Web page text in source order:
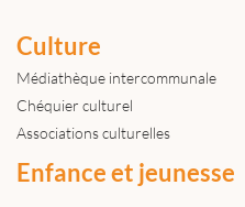
Culture
Médiathèque intercommunale
Chéquier culturel
Associations culturelles
Enfance et jeunesse